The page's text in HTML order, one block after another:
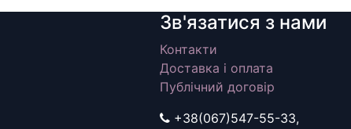
Зв'язатися з нами
Контакти
Доставка і оплата
Публічний договір
+38(067)547-55-33,